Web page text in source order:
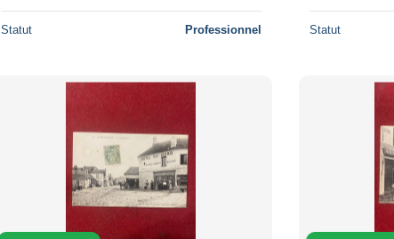
Statut Professionnel Statut